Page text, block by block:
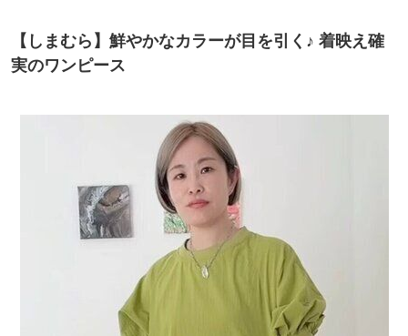
【しまむら】鮮やかなカラーが目を引く♪ 着映え確
実のワンピース